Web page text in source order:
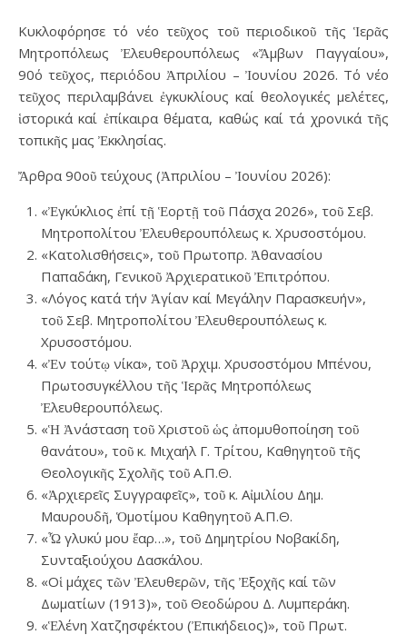
Κυκλοφόρησε τό νέο τεῦχος τοῦ περιοδικοῦ τῆς Ἱερᾶς
Μητροπόλεως Ἐλευθερουπόλεως «Ἄμβων Παγγαίου»,
90ό τεῦχος, περιόδου Ἀπριλίου – Ἰουνίου 2026. Τό νέο
τεῦχος περιλαμβάνει ἐγκυκλίους καί θεολογικές μελέτες,
ἱστορικά καί ἐπίκαιρα θέματα, καθώς καί τά χρονικά τῆς
τοπικῆς μας Ἐκκλησίας.
Ἄρθρα 90οῦ τεύχους (Ἀπριλίου – Ἰουνίου 2026):
«Ἐγκύκλιος ἐπί τῇ Ἑορτῇ τοῦ Πάσχα 2026», τοῦ Σεβ.
Μητροπολίτου Ἐλευθερουπόλεως κ. Χρυσοστόμου.
«Κατολισθήσεις», τοῦ Πρωτοπρ. Ἀθανασίου
Παπαδάκη, Γενικοῦ Ἀρχιερατικοῦ Ἐπιτρόπου.
«Λόγος κατά τήν Ἁγίαν καί Μεγάλην Παρασκευήν»,
τοῦ Σεβ. Μητροπολίτου Ἐλευθερουπόλεως κ.
Χρυσοστόμου.
«Ἐν τούτῳ νίκα», τοῦ Ἀρχιμ. Χρυσοστόμου Μπένου,
Πρωτοσυγκέλλου τῆς Ἱερᾶς Μητροπόλεως
Ἐλευθερουπόλεως.
«Ἡ Ἀνάσταση τοῦ Χριστοῦ ὡς ἀπομυθοποίηση τοῦ
θανάτου», τοῦ κ. Μιχαήλ Γ. Τρίτου, Καθηγητοῦ τῆς
Θεολογικῆς Σχολῆς τοῦ Α.Π.Θ.
«Ἀρχιερεῖς Συγγραφεῖς», τοῦ κ. Αἰμιλίου Δημ.
Μαυρουδῆ, Ὁμοτίμου Καθηγητοῦ Α.Π.Θ.
«Ὦ γλυκύ μου ἔαρ…», τοῦ Δημητρίου Νοβακίδη,
Συνταξιούχου Δασκάλου.
«Οἱ μάχες τῶν Ἐλευθερῶν, τῆς Ἐξοχῆς καί τῶν
Δωματίων (1913)», τοῦ Θεοδώρου Δ. Λυμπεράκη.
«Ἑλένη Χατζησφέκτου (Ἐπικήδειος)», τοῦ Πρωτ.